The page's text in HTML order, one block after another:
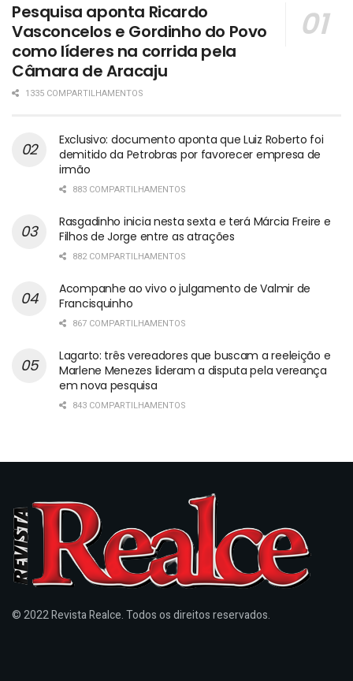
Pesquisa aponta Ricardo
Vasconcelos e Gordinho do Povo
como líderes na corrida pela
Câmara de Aracaju
1335 COMPARTILHAMENTOS
Exclusivo: documento aponta que Luiz Roberto foi
demitido da Petrobras por favorecer empresa de
irmão
883 COMPARTILHAMENTOS
Rasgadinho inicia nesta sexta e terá Márcia Freire e
Filhos de Jorge entre as atrações
882 COMPARTILHAMENTOS
Acompanhe ao vivo o julgamento de Valmir de
Francisquinho
867 COMPARTILHAMENTOS
Lagarto: três vereadores que buscam a reeleição e
Marlene Menezes lideram a disputa pela vereança
em nova pesquisa
843 COMPARTILHAMENTOS
© 2022 Revista Realce. Todos os direitos reservados.